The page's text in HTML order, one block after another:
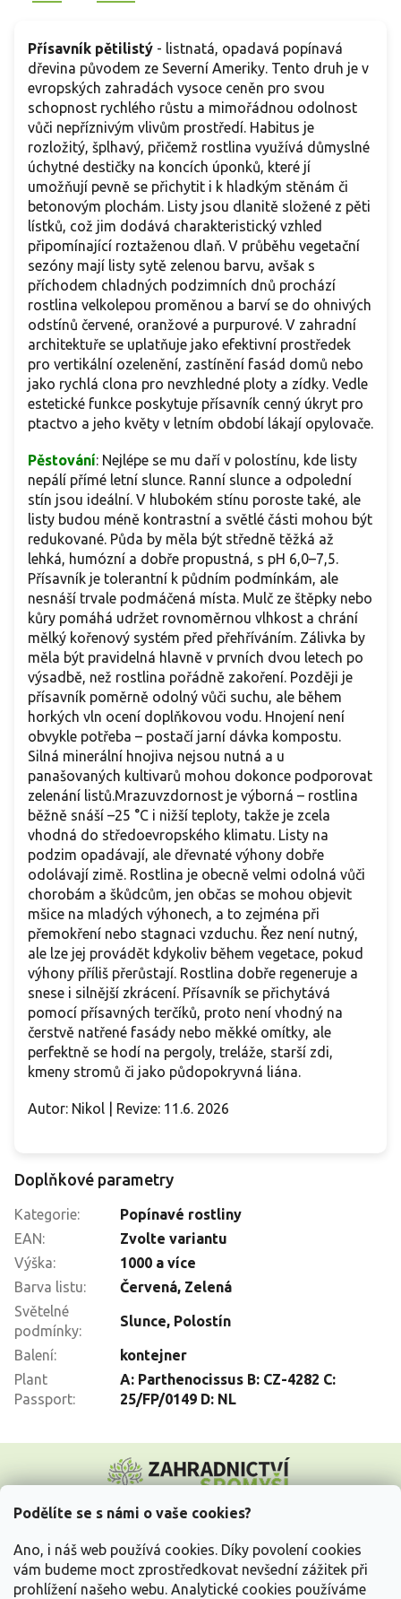
Podělíte se s námi o vaše cookies?
Ano, i náš web používá cookies. Díky povolení cookies
vám budeme moct zprostředkovat nevšední zážitek při
prohlížení našeho webu. Analytické cookies používáme
Přísavník pětilistý - listnatá, opadavá popínavá
dřevina původem ze Severní Ameriky. Tento druh je v
evropských zahradách vysoce ceněn pro svou
schopnost rychlého růstu a mimořádnou odolnost
vůči nepříznivým vlivům prostředí. Habitus je
rozložitý, šplhavý, přičemž rostlina využívá důmyslné
úchytné destičky na koncích úponků, které jí
umožňují pevně se přichytit i k hladkým stěnám či
betonovým plochám. Listy jsou dlanitě složené z pěti
lístků, což jim dodává charakteristický vzhled
připomínající roztaženou dlaň. V průběhu vegetační
sezóny mají listy sytě zelenou barvu, avšak s
příchodem chladných podzimních dnů prochází
rostlina velkolepou proměnou a barví se do ohnivých
odstínů červené, oranžové a purpurové. V zahradní
architektuře se uplatňuje jako efektivní prostředek
pro vertikální ozelenění, zastínění fasád domů nebo
jako rychlá clona pro nevzhledné ploty a zídky. Vedle
estetické funkce poskytuje přísavník cenný úkryt pro
ptactvo a jeho květy v letním období lákají opylovače.
Pěstování: Nejlépe se mu daří v polostínu, kde listy
nepálí přímé letní slunce. Ranní slunce a odpolední
stín jsou ideální. V hlubokém stínu poroste také, ale
listy budou méně kontrastní a světlé části mohou být
redukované. Půda by měla být středně těžká až
lehká, humózní a dobře propustná, s pH 6,0–7,5.
Přísavník je tolerantní k půdním podmínkám, ale
nesnáší trvale podmáčená místa. Mulč ze štěpky nebo
kůry pomáhá udržet rovnoměrnou vlhkost a chrání
mělký kořenový systém před přehříváním. Zálivka by
měla být pravidelná hlavně v prvních dvou letech po
výsadbě, než rostlina pořádně zakoření. Později je
přísavník poměrně odolný vůči suchu, ale během
horkých vln ocení doplňkovou vodu. Hnojení není
obvykle potřeba – postačí jarní dávka kompostu.
Silná minerální hnojiva nejsou nutná a u
panašovaných kultivarů mohou dokonce podporovat
zelenání listů.Mrazuvzdornost je výborná – rostlina
běžně snáší –25 °C i nižší teploty, takže je zcela
vhodná do středoevropského klimatu. Listy na
podzim opadávají, ale dřevnaté výhony dobře
odolávají zimě. Rostlina je obecně velmi odolná vůči
chorobám a škůdcům, jen občas se mohou objevit
mšice na mladých výhonech, a to zejména při
přemokření nebo stagnaci vzduchu. Řez není nutný,
ale lze jej provádět kdykoliv během vegetace, pokud
výhony příliš přerůstají. Rostlina dobře regeneruje a
snese i silnější zkrácení. Přísavník se přichytává
pomocí přísavných terčíků, proto není vhodný na
čerstvě natřené fasády nebo měkké omítky, ale
perfektně se hodí na pergoly, treláže, starší zdi,
kmeny stromů či jako půdopokryvná liána.
Autor: Nikol | Revize: 11.6. 2026
Doplňkové parametry
Kategorie:
Popínavé rostliny
EAN:
Zvolte variantu
Výška:
1000 a více
Barva listu: Červená, Zelená
Světelné
podmínky:
Slunce, Polostín
Balení:
kontejner
Plant
Passport:
A: Parthenocissus B: CZ-4282 C:
25/FP/0149 D: NL
p
Vše o nákupu
Informace pro Vás